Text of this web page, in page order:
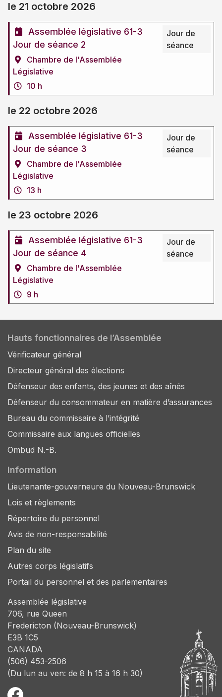
le 21 octobre 2026
Assemblée législative 61-3
Jour de séance 2
Chambre de l'Assemblée
Législative
10 h
Jour de
séance
le 22 octobre 2026
Assemblée législative 61-3
Jour de séance 3
Chambre de l'Assemblée
Législative
13 h
Jour de
séance
le 23 octobre 2026
Assemblée législative 61-3
Jour de séance 4
Chambre de l'Assemblée
Législative
9 h
Jour de
séance
Hauts fonctionnaires de l’Assemblée
Vérificateur général
Directeur général des élections
Défenseur des enfants, des jeunes et des aînés
Défenseur du consommateur en matière d’assurances
Bureau du commissaire à l’intégrité
Commissaire aux langues officielles
Ombud N.-B.
Information
Lieutenante-gouverneure du Nouveau-Brunswick
Lois et règlements
Répertoire du personnel
Avis de non-responsabilité
Plan du site
Autres corps législatifs
Portail du personnel et des parlementaires
Assemblée législative
706, rue Queen
Fredericton (Nouveau-Brunswick)
E3B 1C5
CANADA
(506) 453-2506
(Du lun au ven: de 8 h 15 à 16 h 30)